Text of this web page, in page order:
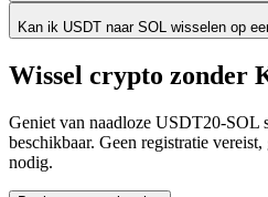
Kan ik USDT naar SOL wisselen op
Wissel crypto zonder
Geniet van naadloze USDT20-SOL
beschikbaar. Geen registratie
nodig.